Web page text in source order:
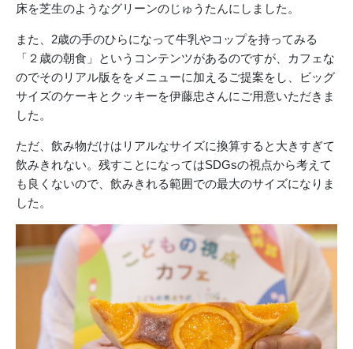
床を芝生のようなグリーンのじゅうたんにしました。
また、2歳の手のひらになって牛乳やコップを持ってみる
「２歳の朝食」というコンテンツがあるのですが、カフェな
のでそのリアル版ををメニューに加えるご提案をし、ビッグ
サイズのケーキとクッキーを伊藤忠さんにご用意いただきま
した。
ただ、飲み物だけはリアルなサイズに換算すると大きすぎて
飲みきれない。残すことになってはSDGsの視点から考えて
も良くないので、飲みきれる範囲での最大のサイズになりま
した。